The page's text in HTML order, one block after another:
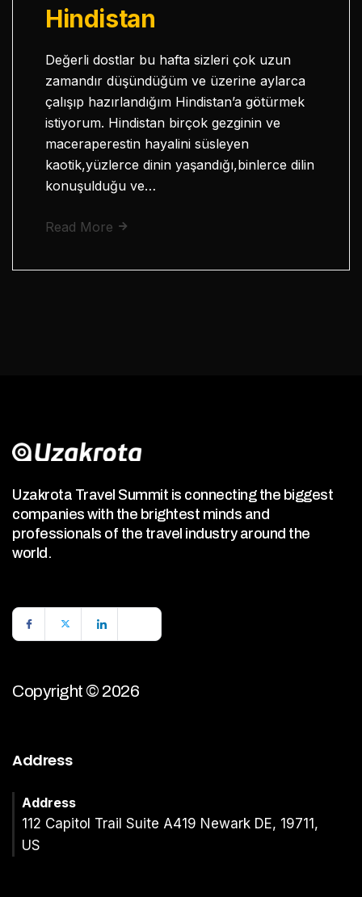
Hindistan
Değerli dostlar bu hafta sizleri çok uzun
zamandır düşündüğüm ve üzerine aylarca
çalışıp hazırlandığım Hindistan’a götürmek
istiyorum. Hindistan birçok gezginin ve
maceraperestin hayalini süsleyen
kaotik,yüzlerce dinin yaşandığı,binlerce dilin
konuşulduğu ve…
Read More
Uzakrota Travel Summit is connecting the biggest
companies with the brightest minds and
professionals of the travel industry around the
world.
Copyright © 2026
Address
Address
112 Capitol Trail Suite A419 Newark DE, 19711,
US